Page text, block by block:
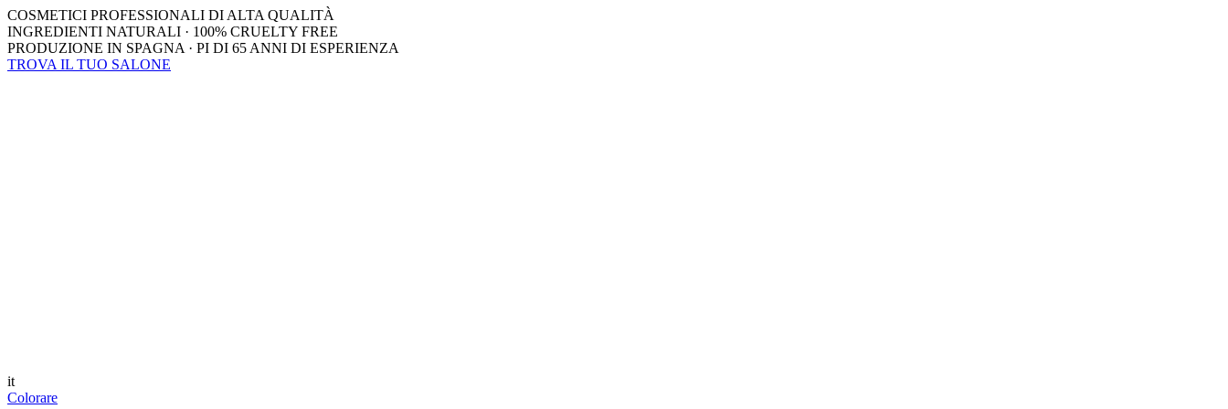
COSMETICI PROFESSIONALI DI ALTA QUALITÀ
INGREDIENTI NATURALI · 100% CRUELTY FREE
PRODUZIONE IN SPAGNA · PI DI 65 ANNI DI ESPERIENZA
TROVA IL TUO SALONE
it
Colorare